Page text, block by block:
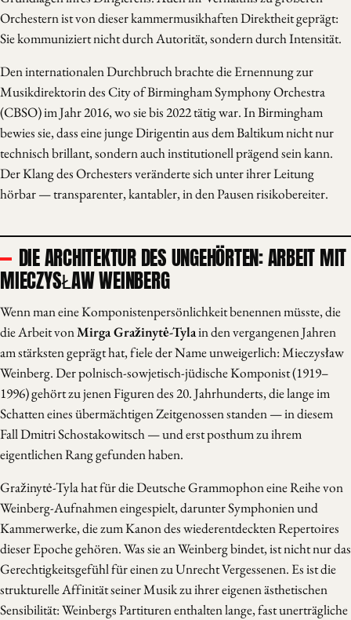
Orchestern ist von dieser kammermusikhaften Direktheit geprägt:
Sie kommuniziert nicht durch Autorität, sondern durch Intensität.
Den internationalen Durchbruch brachte die Ernennung zur
Musikdirektorin des City of Birmingham Symphony Orchestra
(CBSO) im Jahr 2016, wo sie bis 2022 tätig war. In Birmingham
bewies sie, dass eine junge Dirigentin aus dem Baltikum nicht nur
technisch brillant, sondern auch institutionell prägend sein kann.
Der Klang des Orchesters veränderte sich unter ihrer Leitung
hörbar — transparenter, kantabler, in den Pausen risikobereiter.
DIE ARCHITEKTUR DES UNGEHÖRTEN: ARBEIT MIT
MIECZYSŁAW WEINBERG
Wenn man eine Komponistenpersönlichkeit benennen müsste, die
die Arbeit vonMirga Gražinytė-Tylain den vergangenen Jahren
am stärksten geprägt hat, fiele der Name unweigerlich: Mieczysław
Weinberg. Der polnisch-sowjetisch-jüdische Komponist (1919–
1996) gehört zu jenen Figuren des 20. Jahrhunderts, die lange im
Schatten eines übermächtigen Zeitgenossen standen — in diesem
Fall Dmitri Schostakowitsch — und erst posthum zu ihrem
eigentlichen Rang gefunden haben.
Gražinytė-Tyla hat für die Deutsche Grammophon eine Reihe von
Weinberg-Aufnahmen eingespielt, darunter Symphonien und
Kammerwerke, die zum Kanon des wiederentdeckten Repertoires
dieser Epoche gehören. Was sie an Weinberg bindet, ist nicht nur das
Gerechtigkeitsgefühl für einen zu Unrecht Vergessenen. Es ist die
strukturelle Affinität seiner Musik zu ihrer eigenen ästhetischen
Sensibilität: Weinbergs Partituren enthalten lange, fast unerträgliche